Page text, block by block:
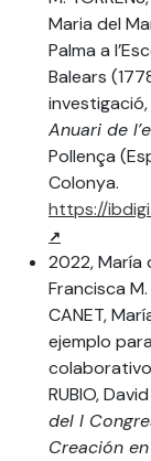
Maria del
Palma a
Balears
Anuari de
Pollença
Colonya.
https://
2022, María
Francisca M.
CANET,
ejemplo
colaborativo
RUBIO,
del I
Creación